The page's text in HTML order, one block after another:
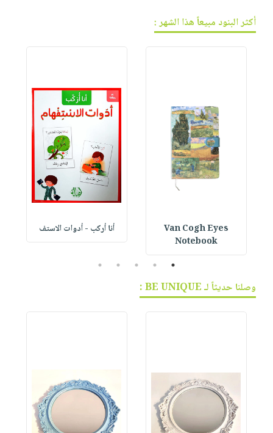
أكثر البنود مبيعاً هذا الشهر :
Van Cogh Eyes
Notebook
أنا أركب - أدوات الاستف
1
2
3
4
5
وصلنا حديثاً لـ BE UNIQUE :